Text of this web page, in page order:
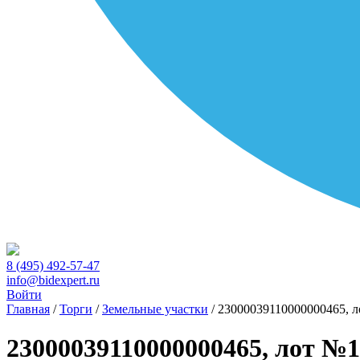
8 (495) 492-57-47
info@bidexpert.ru
Войти
Главная /Торги /Земельные участки / 23000039110000000465,
23000039110000000465, лот №1